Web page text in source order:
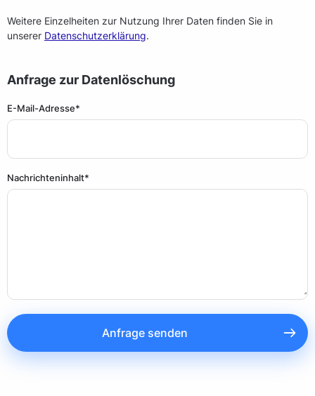
Weitere Einzelheiten zur Nutzung Ihrer Daten finden Sie in
unserer Datenschutzerklärung.
Anfrage zur Datenlöschung
E-Mail-Adresse*
Nachrichteninhalt*
Anfrage senden